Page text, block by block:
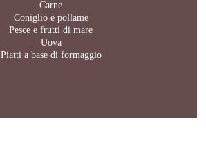
Carne
Coniglio e pollame
Pesce e frutti di mare
Uova
Piatti a base di formaggio